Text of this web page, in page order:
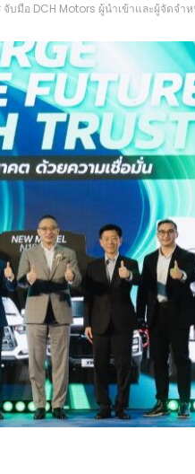
บมือ DCH Motors ผู้นำเข้าและผู้จัดจ